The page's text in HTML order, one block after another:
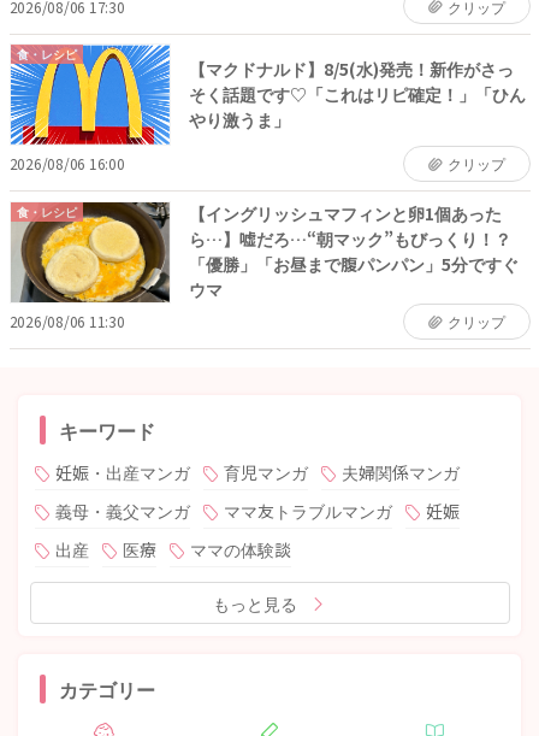
2026/08/06 17:30 クリップ
食・レシピ
【マクドナルド】8/5(水)発売！新作がさっ
そく話題です♡「これはリピ確定！」「ひん
やり激うま」
2026/08/06 16:00 クリップ
食・レシピ
【イングリッシュマフィンと卵1個あった
ら…】嘘だろ…“朝マック”もびっくり！？
「優勝」「お昼まで腹パンパン」5分ですぐ
ウマ
2026/08/06 11:30 クリップ
キーワード
妊娠・出産マンガ 育児マンガ
夫婦関係マンガ
義母・義父マンガ
ママ友トラブルマンガ
妊娠
出産
医療 ママの体験談
もっと見る
カテゴリー